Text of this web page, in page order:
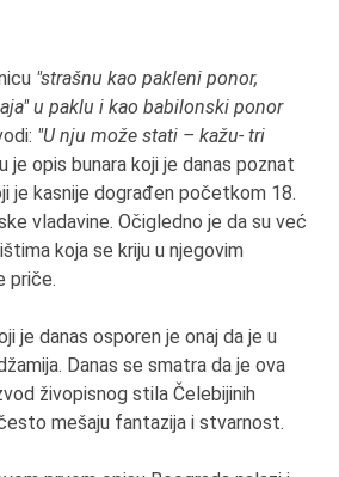
"strašnu kao pakleni ponor,
u paklu i kao babilonski ponor
"U nju može stati – kažu- tri
je opis bunara koji je danas poznat
je kasnije dograđen početkom 18.
vladavine. Očigledno je da su već
koja se kriju u njegovim
priče.
je danas osporen je onaj da je u
Danas se smatra da je ova
živopisnog stila Čelebijinih
mešaju fantazija i stvarnost.